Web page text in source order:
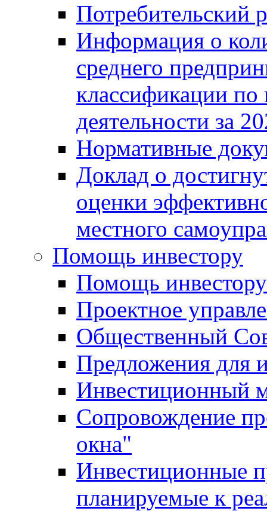
Потребительский
Информация о
среднего
классификации
деятельности за
Нормативные
Доклад о
оценки
местного
Помощь инвестору
Помощь инвестору
Проектное
Общественный
Предложения для
Инвестиционный
Сопровождение
окна"
Инвестиционные
планируемые к